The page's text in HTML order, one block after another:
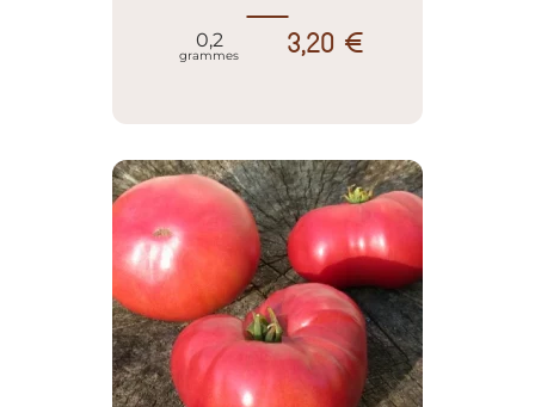
0,2
grammes 3,20 €